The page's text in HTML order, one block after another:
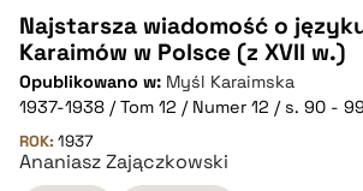
CZYSTY TEKST
pobierz cytat
Najstarsza wiadomość o
Karaimów w Polsce (z XVII w.)
Opublikowano w: Myśl Karaimska
1937-1938 / Tom 12 / Numer 12 / s. 90 - 99
ROK: 1937
Ananiasz Zajączkowski